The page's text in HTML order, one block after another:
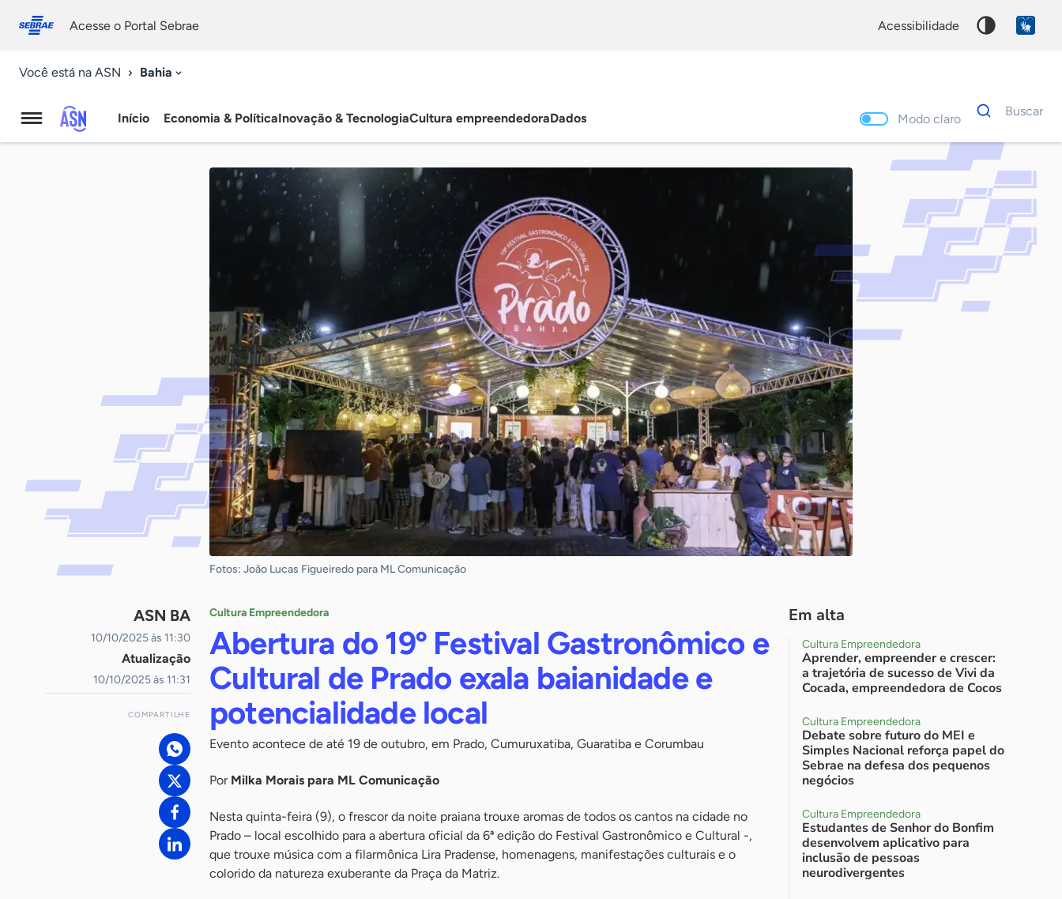
conosco
Acesse o Portal Sebrae acessibilidade
Você está na ASN Bahia
Agência
Início Economia & PolíticaInovação & TecnologiaCultura empreendedoraDados Modo claro
Dados
para
Buscar
Palavra
chave
Fotos: João Lucas Figueiredo para ML Comunicação
ASN BA
10/10/2025 às 11:30
Atualização
10/10/2025 às 11:31
COMPARTILHE
Cultura Empreendedora
Abertura do 19º Festival Gastronômico e
Cultural de Prado exala baianidade e
potencialidade local
Evento acontece de até 19 de outubro, em Prado, Cumuruxatiba, Guaratiba e Corumbau
Por Milka Morais para ML Comunicação
Nesta quinta-feira (9), o frescor da noite praiana trouxe aromas de todos os cantos na cidade no
Prado – local escolhido para a abertura oficial da 6ª edição do Festival Gastronômico e Cultural -,
que trouxe música com a filarmônica Lira Pradense, homenagens, manifestações culturais e o
colorido da natureza exuberante da Praça da Matriz.
Em alta
Cultura Empreendedora
Aprender, empreender e crescer:
a trajetória de sucesso de Vivi da
Cocada, empreendedora de Cocos
Cultura Empreendedora
Debate sobre futuro do MEI e
Simples Nacional reforça papel do
Sebrae na defesa dos pequenos
negócios
Cultura Empreendedora
Estudantes de Senhor do Bonfim
desenvolvem aplicativo para
inclusão de pessoas
neurodivergentes